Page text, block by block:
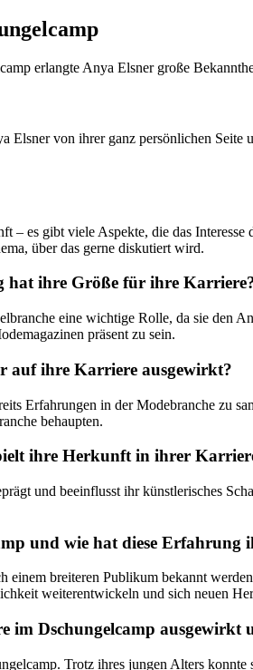
erlangte Anya Elsner große
Elsner von ihrer ganz persönlichen
es gibt viele Aspekte, die das
über das gerne diskutiert wird.
hat ihre Größe für ihre
eine wichtige Rolle, da sie den
präsent zu sein.
auf ihre Karriere ausgewirkt?
Erfahrungen in der Modebranche zu
behaupten.
ihre Herkunft in ihrer
und beeinflusst ihr künstlerisches
und wie hat diese Erfahrung
einem breiteren Publikum bekannt
weiterentwickeln und sich neuen
Dschungelcamp ausgewirkt
Trotz ihres jungen Alters